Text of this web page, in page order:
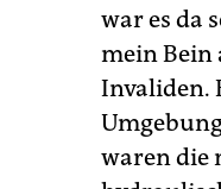
war es da
mein Bein
Invaliden.
waren die